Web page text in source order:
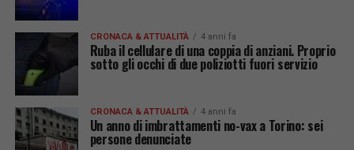
CRONACA & ATTUALITÀ 4 anni fa
Ruba il cellulare di una coppia di anziani. Proprio
sotto gli occhi di due poliziotti fuori servizio
CRONACA & ATTUALITÀ 4 anni fa
Un anno di imbrattamenti no-vax a Torino: sei
persone denunciate